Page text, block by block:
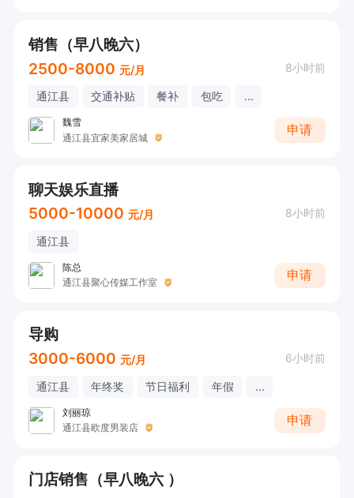
销售（早八晚六）
2500-8000 元/月 8小时前
通江县 交通补贴 餐补 包吃 ...
魏雪
通江县宜家美家居城
申请
聊天娱乐直播
5000-10000 元/月 8小时前
通江县
陈总
通江县聚心传媒工作室
申请
导购
3000-6000 元/月 6小时前
通江县 年终奖 节日福利 年假 ...
刘丽琼
通江县欧度男装店
申请
门店销售（早八晚六 ）